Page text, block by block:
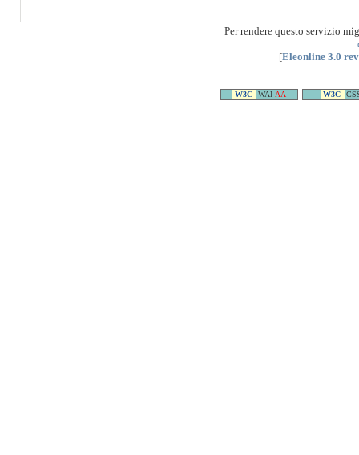
Per rendere questo servizio
[Eleonline 3.0
W3C WAI-AA W3C